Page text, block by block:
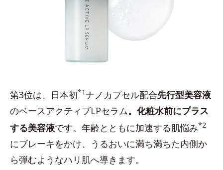
第3位は、日本初*1ナノカプセル配合先行型美容液
のベースアクティブLPセラム。化粧水前にプラス
する美容液です。年齢とともに加速する肌悩み*2
にブレーキをかけ、うるおいに満ち満ちた内側か
ら弾むようなハリ肌へ導きます。